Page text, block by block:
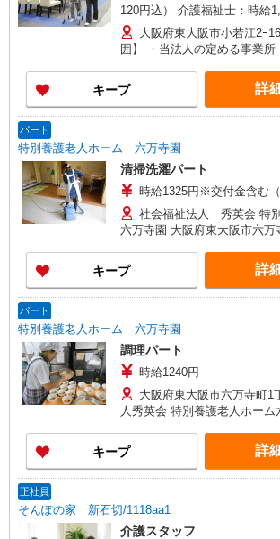
120円込） 介護福祉士：時給
120円込） 別途、送迎手当1回小型車300円〜中型
車500円支給！ ヴォクシータ
回送迎で1,500円支給！
大阪府東大阪市小若江2ｰ16ｰ12 【変
囲】 ・当法人の定める事業所
キープ 詳
パート
特別養護老人ホーム 六万寺園
清掃洗濯パート
時給1325円※交付金含む（
社会福祉法人 秀英会 特
六万寺園 大阪府東大阪市六万
キープ 詳
パート
特別養護老人ホーム 六万寺園
調理パート
時給1240円
大阪府東大阪市六万寺町1
人秀英会 特別養護老人ホーム
キープ 詳
正社員
そんぽの家 新石切/1118aa1
介護スタッフ